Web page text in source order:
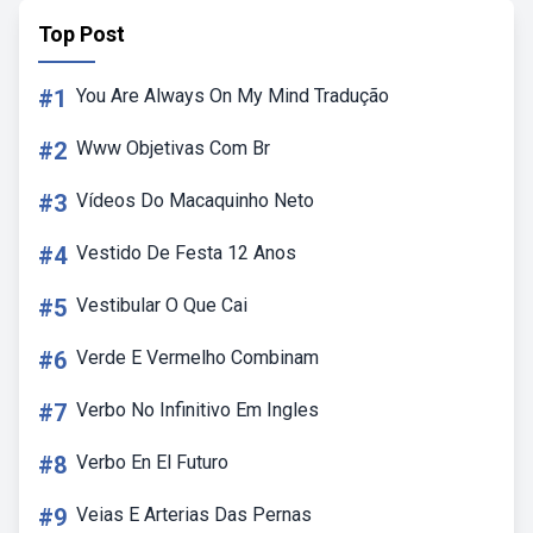
Top Post
#1 You Are Always On My Mind Tradução
#2 Www Objetivas Com Br
#3 Vídeos Do Macaquinho Neto
#4 Vestido De Festa 12 Anos
#5 Vestibular O Que Cai
#6 Verde E Vermelho Combinam
#7 Verbo No Infinitivo Em Ingles
#8 Verbo En El Futuro
#9 Veias E Arterias Das Pernas